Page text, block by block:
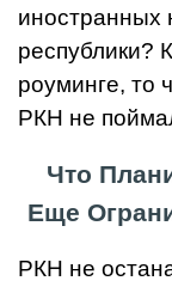
иностранных
республики?
роуминге, то
РКН не
Что
Еще
РКН не